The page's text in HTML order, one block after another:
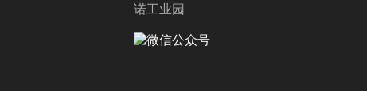
诺工业园